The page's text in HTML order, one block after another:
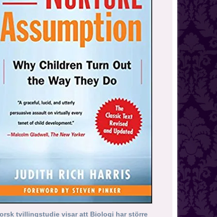
tvillingstudie visar att Biologi har större